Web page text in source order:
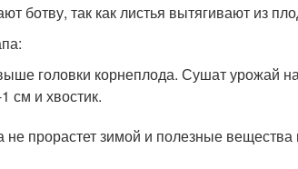
ботву, так как листья вытягивают из
головки корнеплода. Сушат урожай
см и хвостик.
не прорастет зимой и полезные вещества